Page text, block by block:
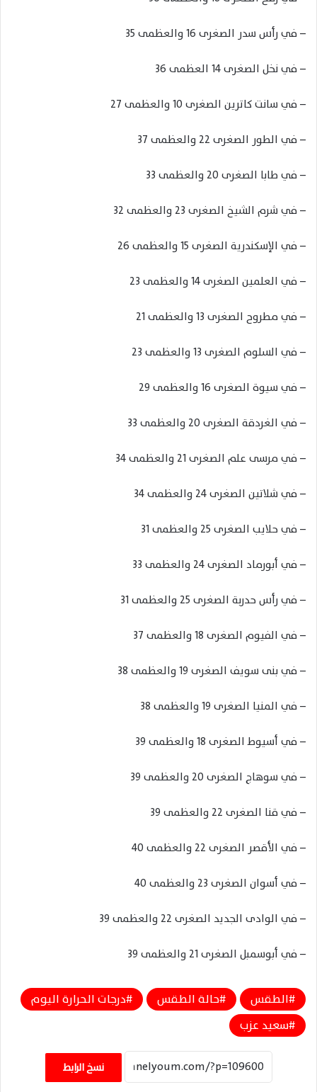
– في رأس سدر الصغرى 16 والعظمى 35
– في نخل الصغرى 14 العظمى 36
– في سانت كاترين الصغرى 10 والعظمى 27
– في الطور الصغرى 22 والعظمى 37
– في طابا الصغرى 20 والعظمى 33
– في شرم الشيخ الصغرى 23 والعظمى 32
– في الإسكندرية الصغرى 15 والعظمى 26
– في العلمين الصغرى 14 والعظمى 23
– في مطروح الصغرى 13 والعظمى 21
– في السلوم الصغرى 13 والعظمى 23
– في سيوة الصغرى 16 والعظمى 29
– في الغردقة الصغرى 20 والعظمى 33
– في مرسى علم الصغرى 21 والعظمى 34
– في شلاتين الصغرى 24 والعظمى 34
– في حلايب الصغرى 25 والعظمى 31
– في أبورماد الصغرى 24 والعظمى 33
– في رأس حدربة الصغرى 25 والعظمى 31
– في الفيوم الصغرى 18 والعظمى 37
– في بنى سويف الصغرى 19 والعظمى 38
– في المنيا الصغرى 19 والعظمى 38
– في أسيوط الصغرى 18 والعظمى 39
– في سوهاج الصغرى 20 والعظمى 39
– في قنا الصغرى 22 والعظمى 39
– في الأقصر الصغرى 22 والعظمى 40
– في أسوان الصغرى 23 والعظمى 40
– في الوادى الجديد الصغرى 22 والعظمى 39
– في أبوسمبل الصغرى 21 والعظمى 39
الطقس حالة الطقس
درجات الحرارة اليوم
سعيد عزب
نسخ الرابط